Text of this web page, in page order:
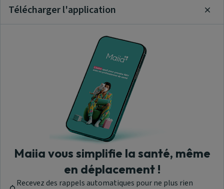
Télécharger l'application
Maiia vous simplifie la santé, même
en déplacement !
Recevez des rappels automatiques pour ne plus rien